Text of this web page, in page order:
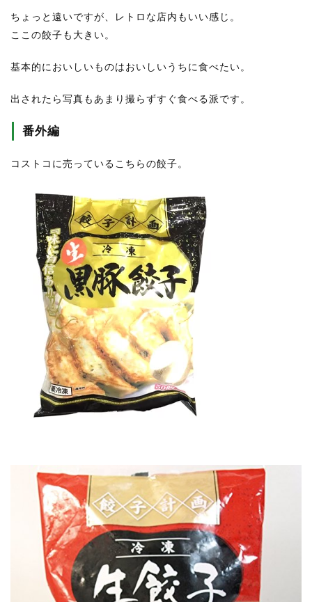
ちょっと遠いですが、レトロな店内もいい感じ。
ここの餃子も大きい。
基本的においしいものはおいしいうちに食べたい。
出されたら写真もあまり撮らずすぐ食べる派です。
番外編
コストコに売っているこちらの餃子。